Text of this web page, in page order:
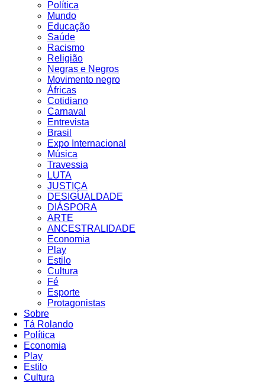
Política
Mundo
Educação
Saúde
Racismo
Religião
Negras e Negros
Movimento negro
Áfricas
Cotidiano
Carnaval
Entrevista
Brasil
Expo Internacional
Música
Travessia
LUTA
JUSTIÇA
DESIGUALDADE
DIÁSPORA
ARTE
ANCESTRALIDADE
Economia
Play
Estilo
Cultura
Fé
Esporte
Protagonistas
Sobre
Tá Rolando
Política
Economia
Play
Estilo
Cultura